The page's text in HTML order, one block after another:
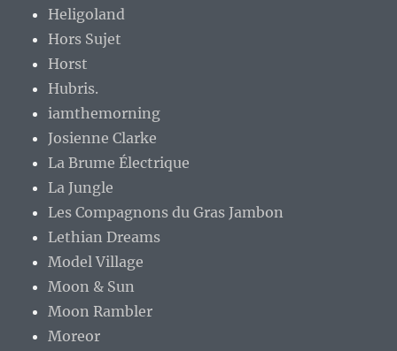
Heligoland
Hors Sujet
Horst
Hubris.
iamthemorning
Josienne Clarke
La Brume Électrique
La Jungle
Les Compagnons du Gras Jambon
Lethian Dreams
Model Village
Moon & Sun
Moon Rambler
Moreor